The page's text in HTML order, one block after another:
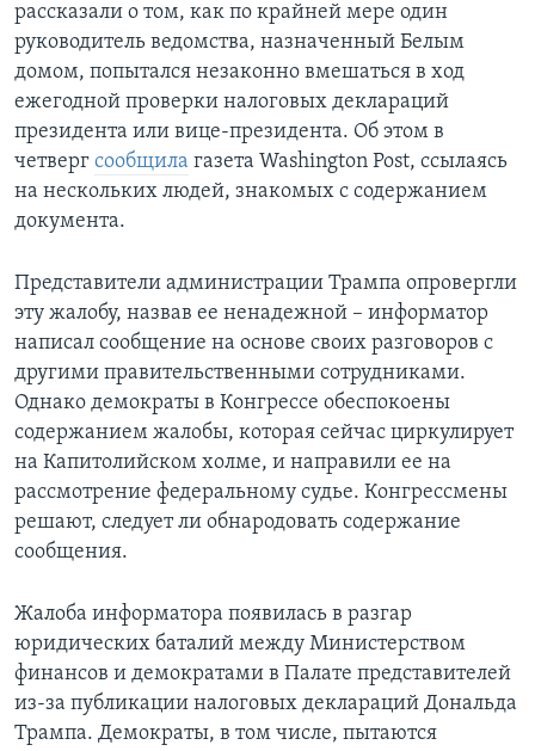
рассказали о том, как по крайней мере один
руководитель ведомства, назначенный Белым
домом, попытался незаконно вмешаться в ход
ежегодной проверки налоговых деклараций
президента или вице-президента. Об этом в
четверг сообщила газета Washington Post, ссылаясь
на нескольких людей, знакомых с содержанием
документа.
Представители администрации Трампа опровергли
эту жалобу, назвав ее ненадежной – информатор
написал сообщение на основе своих разговоров с
другими правительственными сотрудниками.
Однако демократы в Конгрессе обеспокоены
содержанием жалобы, которая сейчас циркулирует
на Капитолийском холме, и направили ее на
рассмотрение федеральному судье. Конгрессмены
решают, следует ли обнародовать содержание
сообщения.
Жалоба информатора появилась в разгар
юридических баталий между Министерством
финансов и демократами в Палате представителей
из-за публикации налоговых деклараций Дональда
Трампа. Демократы, в том числе, пытаются